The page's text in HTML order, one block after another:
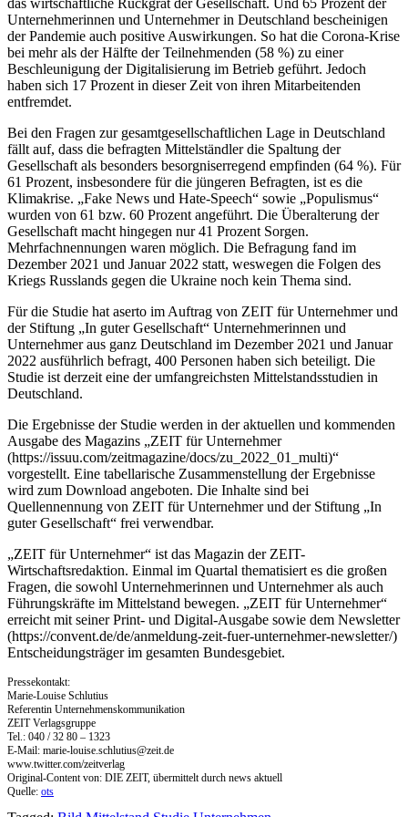
das wirtschaftliche Rückgrat der Gesellschaft. Und 65 Prozent der
Unternehmerinnen und Unternehmer in Deutschland bescheinigen
der Pandemie auch positive Auswirkungen. So hat die Corona-Krise
bei mehr als der Hälfte der Teilnehmenden (58 %) zu einer
Beschleunigung der Digitalisierung im Betrieb geführt. Jedoch
haben sich 17 Prozent in dieser Zeit von ihren Mitarbeitenden
entfremdet.
Bei den Fragen zur gesamtgesellschaftlichen Lage in Deutschland
fällt auf, dass die befragten Mittelständler die Spaltung der
Gesellschaft als besonders besorgniserregend empfinden (64 %). Für
61 Prozent, insbesondere für die jüngeren Befragten, ist es die
Klimakrise. „Fake News und Hate-Speech“ sowie „Populismus“
wurden von 61 bzw. 60 Prozent angeführt. Die Überalterung der
Gesellschaft macht hingegen nur 41 Prozent Sorgen.
Mehrfachnennungen waren möglich. Die Befragung fand im
Dezember 2021 und Januar 2022 statt, weswegen die Folgen des
Kriegs Russlands gegen die Ukraine noch kein Thema sind.
Für die Studie hat aserto im Auftrag von ZEIT für Unternehmer und
der Stiftung „In guter Gesellschaft“ Unternehmerinnen und
Unternehmer aus ganz Deutschland im Dezember 2021 und Januar
2022 ausführlich befragt, 400 Personen haben sich beteiligt. Die
Studie ist derzeit eine der umfangreichsten Mittelstandsstudien in
Deutschland.
Die Ergebnisse der Studie werden in der aktuellen und kommenden
Ausgabe des Magazins „ZEIT für Unternehmer
(https://issuu.com/zeitmagazine/docs/zu_2022_01_multi)“
vorgestellt. Eine tabellarische Zusammenstellung der Ergebnisse
wird zum Download angeboten. Die Inhalte sind bei
Quellennennung von ZEIT für Unternehmer und der Stiftung „In
guter Gesellschaft“ frei verwendbar.
„ZEIT für Unternehmer“ ist das Magazin der ZEIT-
Wirtschaftsredaktion. Einmal im Quartal thematisiert es die großen
Fragen, die sowohl Unternehmerinnen und Unternehmer als auch
Führungskräfte im Mittelstand bewegen. „ZEIT für Unternehmer“
erreicht mit seiner Print- und Digital-Ausgabe sowie dem Newsletter
(https://convent.de/de/anmeldung-zeit-fuer-unternehmer-newsletter/)
Entscheidungsträger im gesamten Bundesgebiet.
Pressekontakt:
Marie-Louise Schlutius
Referentin Unternehmenskommunikation
ZEIT Verlagsgruppe
Tel.: 040 / 32 80 – 1323
E-Mail: marie-louise.schlutius@zeit.de
www.twitter.com/zeitverlag
Original-Content von: DIE ZEIT, übermittelt durch news aktuell
Quelle: ots